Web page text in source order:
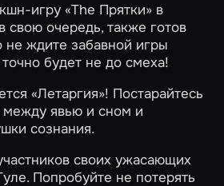
игру«The Прятки» в
свою очередь, также готов
не ждите забавной игры
будет не до смеха!
«Летаргия»! Постарайтесь
между явью и сном и
сознания.
своих ужасающих
Попробуйте не потерять